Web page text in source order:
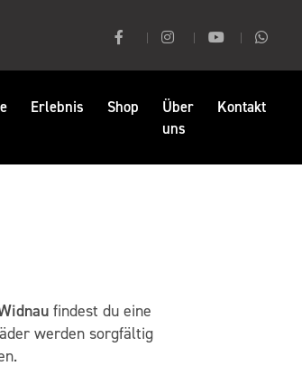
Erlebnis Shop
Über
uns
Kontakt
findest du eine
werden sorgfältig